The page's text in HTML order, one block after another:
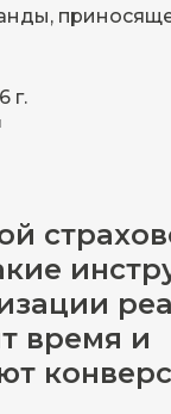
г.
время и